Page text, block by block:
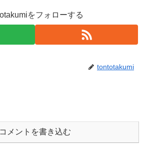
をフォローする
tontotakumi
コメントを書き込む